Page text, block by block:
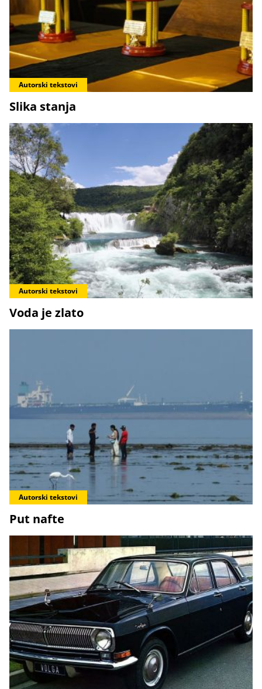
Autorski tekstovi
Slika stanja
Autorski tekstovi
Voda je zlato
Autorski tekstovi
Put nafte